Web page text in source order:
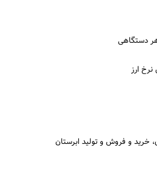
دستگاهی
ارز
خرید و فروش و تولید ابرستان